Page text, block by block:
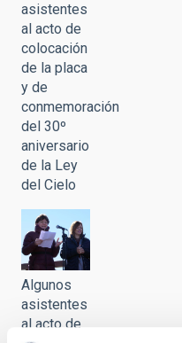
asistentes
al acto de
colocación
de la placa
y de
conmemoración
del 30º
aniversario
de la Ley
del Cielo
Algunos
asistentes
al acto de